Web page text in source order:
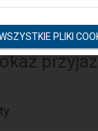
PLIKI